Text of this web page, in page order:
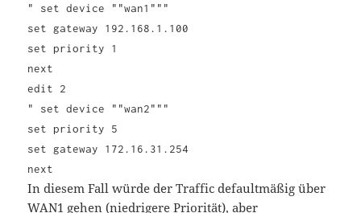
" set device ""wan1"""
set gateway 192.168.1.100
set priority 1
next
edit 2
" set device ""wan2"""
set priority 5
set gateway 172.16.31.254
next
In diesem Fall würde der Traffic defaultmäßig über
WAN1 gehen (niedrigere Priorität), aber